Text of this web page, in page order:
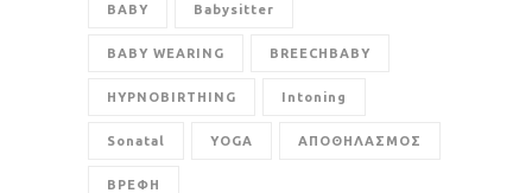
BABY Babysitter
BABY WEARING BREECHBABY
HYPNOBIRTHING Intoning
Sonatal YOGA ΑΠΟΘΗΛΑΣΜΟΣ
ΒΡΕΦΗ